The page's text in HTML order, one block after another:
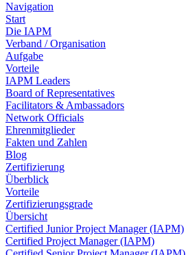
Navigation
Start
Die IAPM
Verband / Organisation
Aufgabe
Vorteile
IAPM Leaders
Board of Representatives
Facilitators & Ambassadors
Network Officials
Ehrenmitglieder
Fakten und Zahlen
Blog
Zertifizierung
Überblick
Vorteile
Zertifizierungsgrade
Übersicht
Certified Junior Project Manager (IAPM)
Certified Project Manager (IAPM)